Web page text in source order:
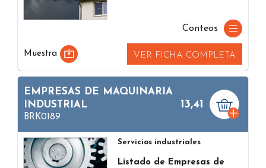
Conteos
Muestra VER FICHA COMPLETA
EMPRESAS DE MAQUINARIA
INDUSTRIAL
BRK0189
13,41
Servicios industriales
Listado de Empresas de